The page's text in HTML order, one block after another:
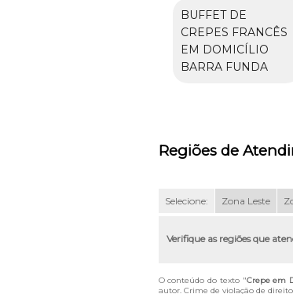
BUFFET DE
CREPES FRANCÊS
EM DOMICÍLIO
BARRA FUNDA
Regiões de
Selecione: Zona Leste
Verifique as regiões que
O conteúdo do texto "Crepe em
autor. Crime de violação de